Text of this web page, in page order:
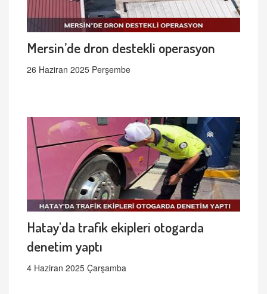
Mersin’de dron destekli operasyon
26 Haziran 2025 Perşembe
Hatay'da trafik ekipleri otogarda
denetim yaptı
4 Haziran 2025 Çarşamba